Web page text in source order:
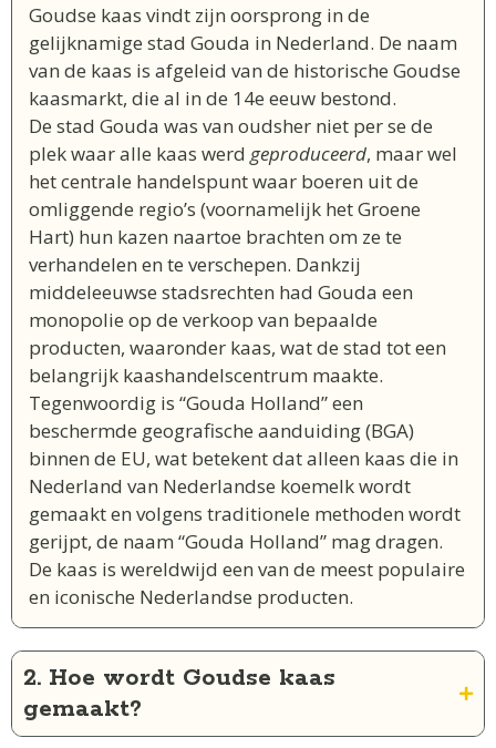
Goudse kaas vindt zijn oorsprong in de
gelijknamige stad Gouda in Nederland. De naam
van de kaas is afgeleid van de historische Goudse
kaasmarkt, die al in de 14e eeuw bestond.
De stad Gouda was van oudsher niet per se de
plek waar alle kaas werd geproduceerd, maar wel
het centrale handelspunt waar boeren uit de
omliggende regio’s (voornamelijk het Groene
Hart) hun kazen naartoe brachten om ze te
verhandelen en te verschepen. Dankzij
middeleeuwse stadsrechten had Gouda een
monopolie op de verkoop van bepaalde
producten, waaronder kaas, wat de stad tot een
belangrijk kaashandelscentrum maakte.
Tegenwoordig is “Gouda Holland” een
beschermde geografische aanduiding (BGA)
binnen de EU, wat betekent dat alleen kaas die in
Nederland van Nederlandse koemelk wordt
gemaakt en volgens traditionele methoden wordt
gerijpt, de naam “Gouda Holland” mag dragen.
De kaas is wereldwijd een van de meest populaire
en iconische Nederlandse producten.
2. Hoe wordt Goudse kaas
gemaakt?